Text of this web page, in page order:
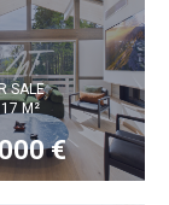
SALE
M²
€